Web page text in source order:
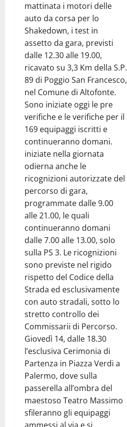
mattinata i motori delle
auto da corsa per lo
Shakedown, i test in
assetto da gara, previsti
dalle 12.30 alle 19.00,
ricavato su 3,3 Km della S.P.
89 di Poggio San Francesco,
nel Comune di Altofonte.
Sono iniziate oggi le pre
verifiche e le verifiche per il
169 equipaggi iscritti e
continueranno domani.
iniziate nella giornata
odierna anche le
ricognizioni autorizzate del
percorso di gara,
programmate dalle 9.00
alle 21.00, le quali
continueranno domani
dalle 7.00 alle 13.00, solo
sulla PS 3. Le ricognizioni
sono previste nel rigido
rispetto del Codice della
Strada ed esclusivamente
con auto stradali, sotto lo
stretto controllo dei
Commissarii di Percorso.
Giovedì 14, dalle 18.30
l’esclusiva Cerimonia di
Partenza in Piazza Verdi a
Palermo, dove sulla
passerella all’ombra del
maestoso Teatro Massimo
sfileranno gli equipaggi